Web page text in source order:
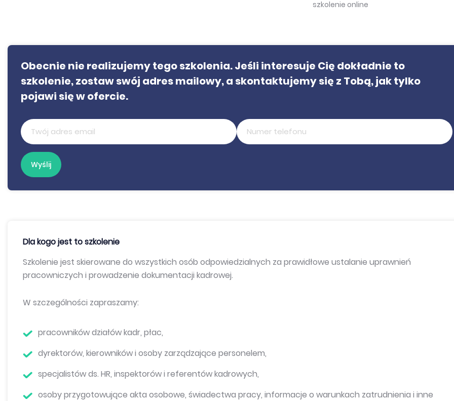
szkolenie online
Obecnie nie realizujemy tego szkolenia. Jeśli interesuje Cię dokładnie to
szkolenie, zostaw swój adres mailowy, a skontaktujemy się z Tobą, jak tylko
pojawi się w ofercie.
Dla kogo jest to szkolenie
Szkolenie jest skierowane do wszystkich osób odpowiedzialnych za prawidłowe ustalanie uprawnień
pracowniczych i prowadzenie dokumentacji kadrowej.
W szczególności zapraszamy:
pracowników działów kadr, płac,
dyrektorów, kierowników i osoby zarządzające personelem,
specjalistów ds. HR, inspektorów i referentów kadrowych,
osoby przygotowujące akta osobowe, świadectwa pracy, informacje o warunkach zatrudnienia i inne